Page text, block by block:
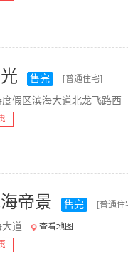
售完 [普通住宅]
假区滨海大道北龙飞路西
帝景 售完 [普通住
大道
查看地图